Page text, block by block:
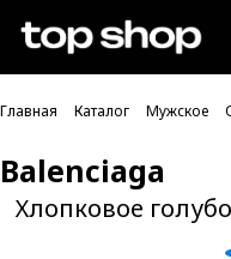
Проверка хлебных
Главная Каталог Мужское
Balenciaga
Хлопковое